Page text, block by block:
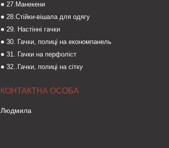
27.Манекени
28.Стійки-вішала для одягу
29. Настінні гачки
30. Гачки, полиці на економпанель
31. Гачки на перфоліст
32..Гачки, полиці на сітку
Людмила